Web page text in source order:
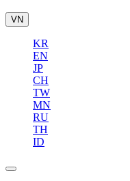
VN
KR
EN
JP
CH
TW
MN
RU
TH
ID